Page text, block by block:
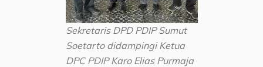
Sekretaris DPD PDIP Sumut
Soetarto didampingi Ketua
DPC PDIP Karo Elias Purmaja